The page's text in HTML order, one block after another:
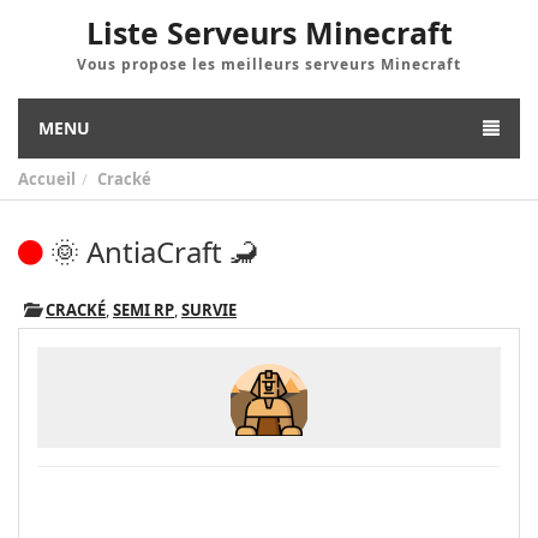
Liste Serveurs Minecraft
Vous propose les meilleurs serveurs Minecraft
MENU
Accueil Cracké
🌞 AntiaCraft 🦂
CRACKÉ,SEMI RP,SURVIE